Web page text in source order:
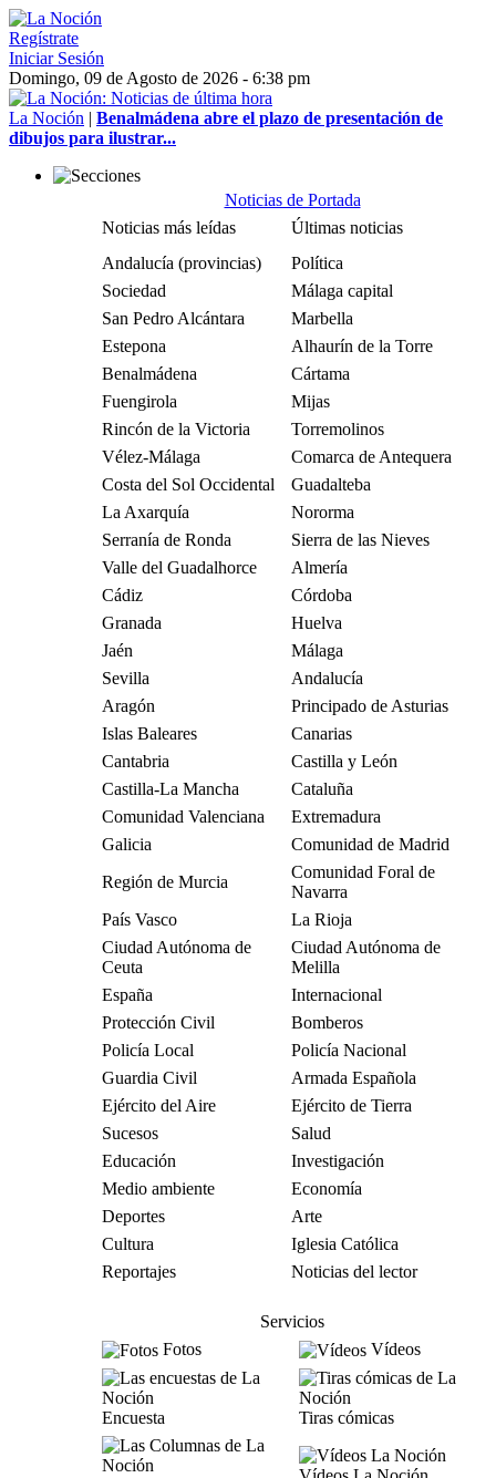
Regístrate
Iniciar Sesión
Domingo, 09 de Agosto de 2026 - 6:38 pm
La Noción | Benalmádena abre el plazo de presentación de
dibujos para ilustrar...
Noticias de Portada
Noticias más leídas
Últimas noticias
Andalucía (provincias)
Política
Sociedad
Málaga capital
San Pedro Alcántara
Marbella
Estepona
Alhaurín de la Torre
Benalmádena
Cártama
Fuengirola
Mijas
Rincón de la Victoria
Torremolinos
Vélez-Málaga
Comarca de Antequera
Costa del Sol Occidental
Guadalteba
La Axarquía
Nororma
Serranía de Ronda
Sierra de las Nieves
Valle del Guadalhorce
Almería
Cádiz
Córdoba
Granada
Huelva
Jaén
Málaga
Sevilla
Andalucía
Aragón
Principado de Asturias
Islas Baleares
Canarias
Cantabria
Castilla y León
Castilla-La Mancha
Cataluña
Comunidad Valenciana
Extremadura
Galicia
Comunidad de Madrid
Región de Murcia
Comunidad Foral de
Navarra
País Vasco
La Rioja
Ciudad Autónoma de
Ceuta
Ciudad Autónoma de
Melilla
España
Internacional
Protección Civil
Bomberos
Policía Local
Policía Nacional
Guardia Civil
Armada Española
Ejército del Aire
Ejército de Tierra
Sucesos
Salud
Educación
Investigación
Medio ambiente
Economía
Deportes
Arte
Cultura
Iglesia Católica
Reportajes
Noticias del lector
Servicios
Fotos
Vídeos
Encuesta Tiras cómicas